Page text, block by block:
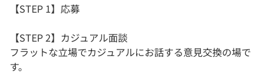
【STEP 1】応募
【STEP 2】カジュアル面談
フラットな立場でカジュアルにお話する意見交換の場で
す。